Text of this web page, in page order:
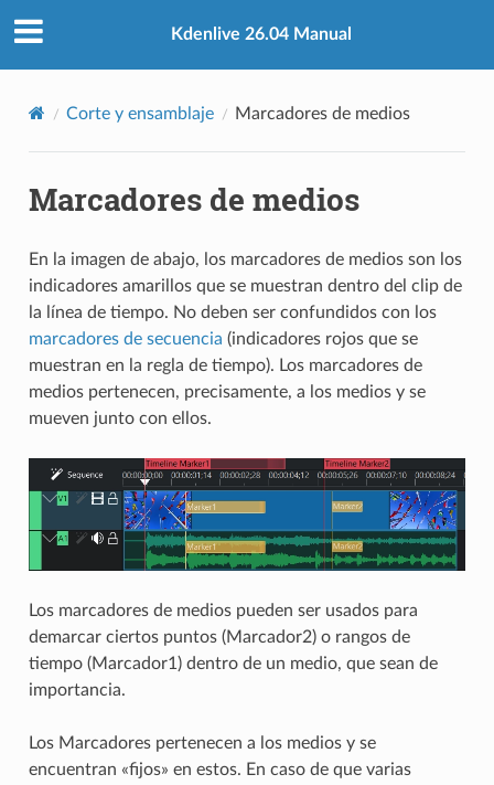
Kdenlive 26.04 Manual
Corte y ensamblaje Marcadores de medios
Marcadores de medios
En la imagen de abajo, los marcadores de medios son los
indicadores amarillos que se muestran dentro del clip de
la línea de tiempo. No deben ser confundidos con los
marcadores de secuencia (indicadores rojos que se
muestran en la regla de tiempo). Los marcadores de
medios pertenecen, precisamente, a los medios y se
mueven junto con ellos.
Los marcadores de medios pueden ser usados para
demarcar ciertos puntos (Marcador2) o rangos de
tiempo (Marcador1) dentro de un medio, que sean de
importancia.
Los Marcadores pertenecen a los medios y se
encuentran «fijos» en estos. En caso de que varias